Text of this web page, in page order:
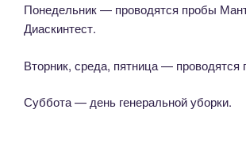
Понедельник — проводятся пробы
Диаскинтест.
Вторник, среда, пятница — проводятся
Суббота — день генеральной уборки.